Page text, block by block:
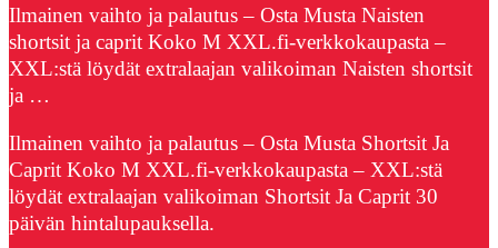
Ilmainen vaihto ja palautus – Osta Musta Naisten
shortsit ja caprit Koko M XXL.fi-verkkokaupasta –
XXL:stä löydät extralaajan valikoiman Naisten shortsit
ja …
Ilmainen vaihto ja palautus – Osta Musta Shortsit Ja
Caprit Koko M XXL.fi-verkkokaupasta – XXL:stä
löydät extralaajan valikoiman Shortsit Ja Caprit 30
päivän hintalupauksella.